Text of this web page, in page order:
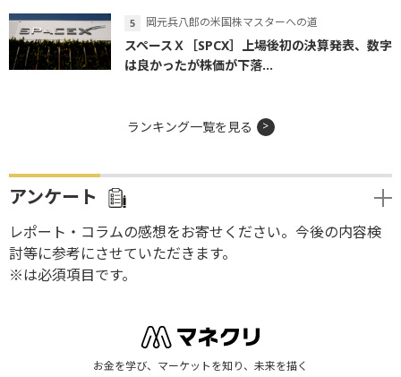
岡元兵八郎の米国株マスターへの道
スペースＸ［SPCX］上場後初の決算発表、数字
は良かったが株価が下落...
ランキング一覧を見る
アンケート
レポート・コラムの感想をお寄せください。今後の内容検
討等に参考にさせていただきます。
※は必須項目です。
お金を学び、マーケットを知り、未来を描く